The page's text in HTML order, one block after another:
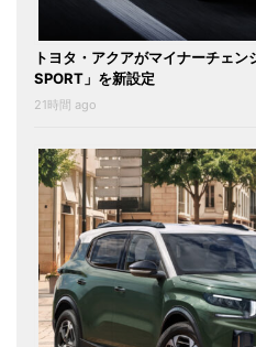
トヨタ・アクアがマイナーチェ
SPORT」を新設定
21時間 ago